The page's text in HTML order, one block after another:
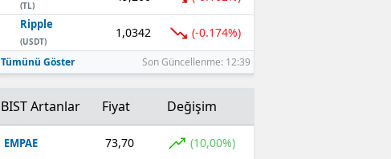
(TL)
Ripple
(USDT)
1,0342 (-0.174%)
Tümünü Göster Son Güncellenme: 12:39
BIST Artanlar Fiyat Değişim
EMPAE 73,70 (10,00%)